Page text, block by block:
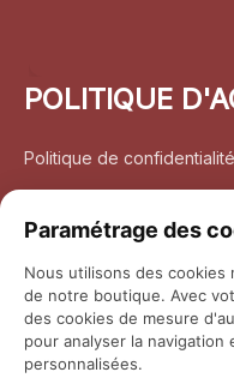
POLITIQUE
Politique de confidentialité
Politique de retour et
Coordonnées
Paramétrage des
Nous utilisons des cookies
de notre boutique. Avec
des cookies de mesure
pour analyser la
personnalisées.